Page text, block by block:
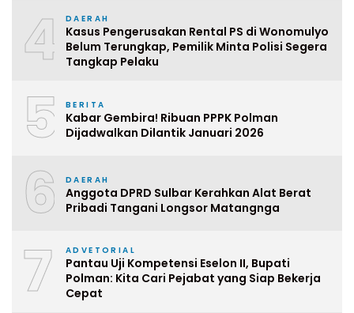
4 DAERAH
Kasus Pengerusakan Rental PS di Wonomulyo
Belum Terungkap, Pemilik Minta Polisi Segera
Tangkap Pelaku
5 BERITA
Kabar Gembira! Ribuan PPPK Polman
Dijadwalkan Dilantik Januari 2026
6 DAERAH
Anggota DPRD Sulbar Kerahkan Alat Berat
Pribadi Tangani Longsor Matangnga
7 ADVETORIAL
Pantau Uji Kompetensi Eselon II, Bupati
Polman: Kita Cari Pejabat yang Siap Bekerja
Cepat